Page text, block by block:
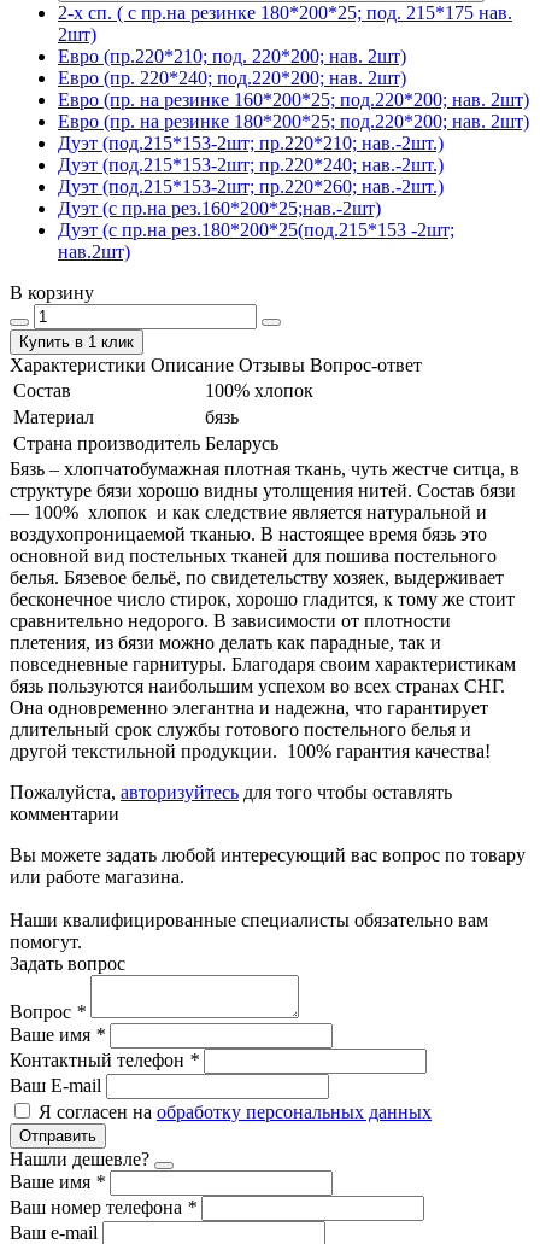
2-х сп. ( с пр.на резинке 180*200*25; под. 215*175 нав.
2шт)
Евро (пр.220*210; под. 220*200; нав. 2шт)
Евро (пр. 220*240; под.220*200; нав. 2шт)
Евро (пр. на резинке 160*200*25; под.220*200; нав. 2шт)
Евро (пр. на резинке 180*200*25; под.220*200; нав. 2шт)
Дуэт (под.215*153-2шт; пр.220*210; нав.-2шт.)
Дуэт (под.215*153-2шт; пр.220*240; нав.-2шт.)
Дуэт (под.215*153-2шт; пр.220*260; нав.-2шт.)
Дуэт (с пр.на рез.160*200*25;нав.-2шт)
Дуэт (с пр.на рез.180*200*25(под.215*153 -2шт;
нав.2шт)
В корзину
Купить в 1 клик
Характеристики Описание Отзывы Вопрос-ответ
Состав
100% хлопок
Материал
бязь
Страна производитель Беларусь
Бязь – хлопчатобумажная плотная ткань, чуть жестче ситца, в
структуре бязи хорошо видны утолщения нитей. Состав бязи
― 100% хлопок и как следствие является натуральной и
воздухопроницаемой тканью. В настоящее время бязь это
основной вид постельных тканей для пошива постельного
белья. Бязевое бельё, по свидетельству хозяек, выдерживает
бесконечное число стирок, хорошо гладится, к тому же стоит
сравнительно недорого. В зависимости от плотности
плетения, из бязи можно делать как парадные, так и
повседневные гарнитуры. Благодаря своим характеристикам
бязь пользуются наибольшим успехом во всех странах СНГ.
Она одновременно элегантна и надежна, что гарантирует
длительный срок службы готового постельного белья и
другой текстильной продукции. 100% гарантия качества!
Пожалуйста, авторизуйтесь для того чтобы оставлять
комментарии
Вы можете задать любой интересующий вас вопрос по товару
или работе магазина.
Наши квалифицированные специалисты обязательно вам
помогут.
Задать вопрос
Вопрос *
Ваше имя *
Контактный телефон *
Ваш E-mail
Я согласен на обработку персональных данных
Отправить
Нашли дешевле?
Ваше имя *
Ваш номер телефона *
Ваш e-mail